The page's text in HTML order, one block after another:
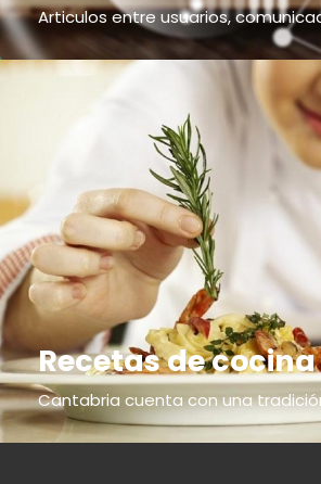
Articulos entre usuarios,
Recetas de cocina
Cantabria cuenta con una